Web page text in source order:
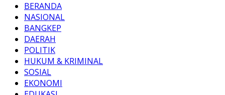
BERANDA
NASIONAL
BANGKEP
DAERAH
POLITIK
HUKUM & KRIMINAL
SOSIAL
EKONOMI